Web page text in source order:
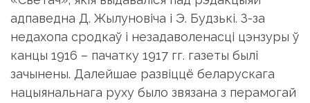
адпаведна Д. Жылуновіча і Э. Будзькі. З-за
недахопа сродкаў і незадаволенасці цэнзуры ў
канцы 1916 – пачатку 1917 гг. газеты былі
зачынены. Далейшае развіццё беларускага
нацыянальнага руху было звязана з перамогай